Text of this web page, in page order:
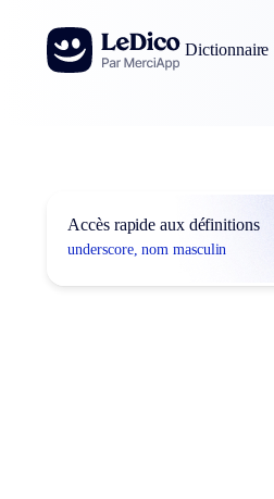
Aller au contenu
Dictionnaire
Accès rapide aux définitions
underscore, nom masculin